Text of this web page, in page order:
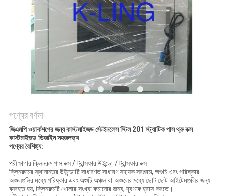
গোপনীয়তা
পণ্যের বর্ণনা
জিএমপি ওয়ার্কশপের জন্য কাস্টমাইজড স্টেইনলেস স্টিল 201 স্ট্যাটিক পাস থ্রু বক্স
কাস্টমাইজড ডিজাইন সহজলভ্য
পণ্যের বৈশিষ্ট্য:
পরীক্ষাগার ক্লিনরুম পাস বক্স / ট্রান্সফার উইন্ডো / ট্রান্সফার বক্স
ক্লিনরুমের স্থানান্তর উইন্ডোটি সাধারণত সাধারণ সহায়ক সরঞ্জাম, অশুচি এবং পরিষ্কার
অঞ্চলগুলির মধ্যে পরিষ্কার এবং অশুচি অঞ্চল বা অঞ্চলের মধ্যে ছোট ছোট আইটেমগুলির জন্য
ব্যবহৃত হয়, ক্লিনরুমটি খোলার সংখ্যা কমানোর জন্য, দূষণকে হ্রাস করতে।